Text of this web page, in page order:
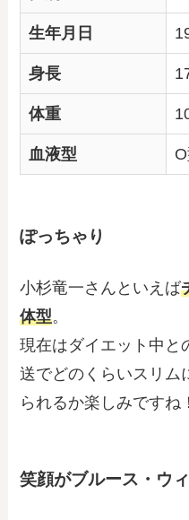
生年月日
身長
体重
血液型
ぽっちゃり
小杉竜一さんといえば
体型。
現在はダイエット中と
送でどのくらいスリム
られるか楽しみですね！
笑顔がブルース・ウ